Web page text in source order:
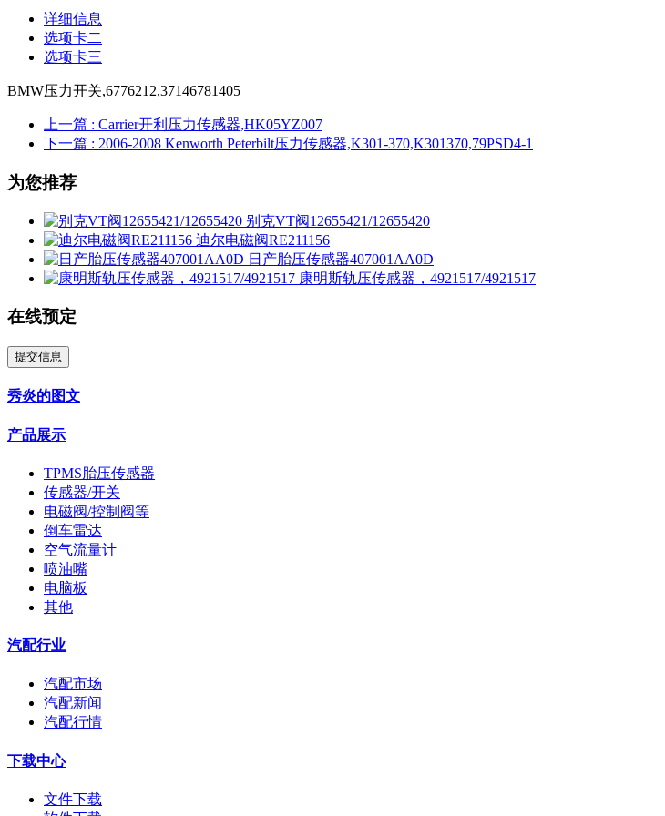
详细信息
选项卡二
选项卡三
BMW压力开关,6776212,37146781405
上一篇 : Carrier开利压力传感器,HK05YZ007
下一篇 : 2006-2008 Kenworth Peterbilt压力传感器,K301-370,K301370,79PSD4-1
为您推荐
别克VT阀12655421/12655420
迪尔电磁阀RE211156
日产胎压传感器407001AA0D
康明斯轨压传感器，4921517/4921517
在线预定
提交信息
秀炎的图文
产品展示
TPMS胎压传感器
传感器/开关
电磁阀/控制阀等
倒车雷达
空气流量计
喷油嘴
电脑板
其他
汽配行业
汽配市场
汽配新闻
汽配行情
下载中心
文件下载